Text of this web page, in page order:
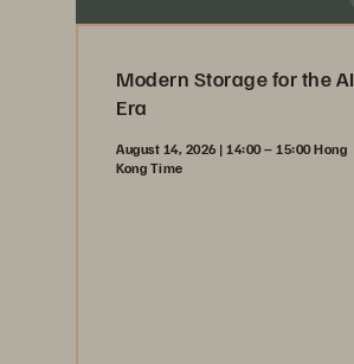
Modern Storage for the AI
Era
August 14, 2026 | 14:00 – 15:00 Hong
Kong Time